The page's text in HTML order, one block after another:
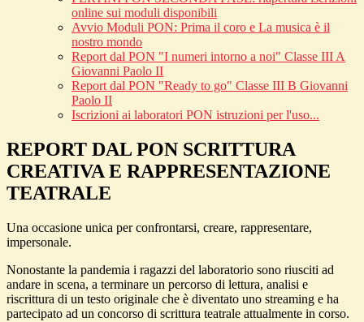
online sui moduli disponibili
Avvio Moduli PON: Prima il coro e La musica è il
nostro mondo
Report dal PON "I numeri intorno a noi" Classe III A
Giovanni Paolo II
Report dal PON "Ready to go" Classe III B Giovanni
Paolo II
Iscrizioni ai laboratori PON istruzioni per l'uso...
REPORT DAL PON SCRITTURA
CREATIVA E RAPPRESENTAZIONE
TEATRALE
Una occasione unica per confrontarsi, creare, rappresentare,
impersonale.
Nonostante la pandemia i ragazzi del laboratorio sono riusciti ad
andare in scena, a terminare un percorso di lettura, analisi e
riscrittura di un testo originale che è diventato uno streaming e ha
partecipato ad un concorso di scrittura teatrale attualmente in corso.